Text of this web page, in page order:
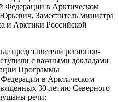
Федерации в Арктическом
Заместитель министра
и Арктики Российской
представители регионов-
с важными докладами
Программы
Федерации в Арктическом
30-летию Северного
речи: